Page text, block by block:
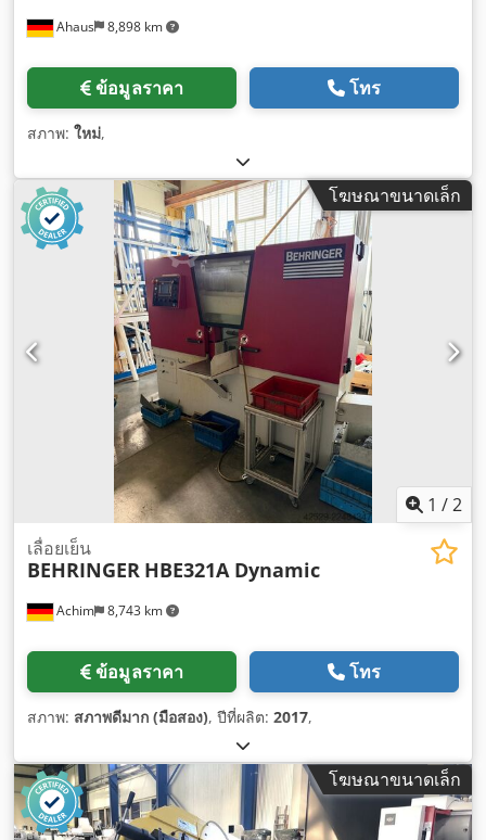
Ahaus 8,898 km
ข้อมูลราคา โทร
สภาพ: ใหม่,
โฆษณาขนาดเล็ก
1 /2
Achim 8,743 km
เลื่อยเย็น
BEHRINGER HBE321A Dynamic
ข้อมูลราคา โทร
สภาพ: สภาพดีมาก (มือสอง), ปีที่ผลิต: 2017,
โฆษณาขนาดเล็ก